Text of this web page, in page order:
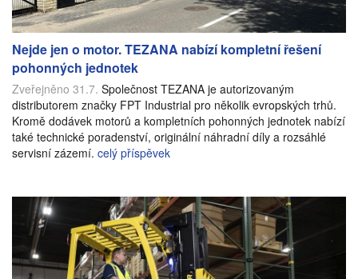
Nejde jen o motor. TEZANA nabízí kompletní řešení
pohonných jednotek
Zveřejněno 31.7. Společnost TEZANA je autorizovaným
distributorem značky FPT Industrial pro několik evropských trhů.
Kromě dodávek motorů a kompletních pohonných jednotek nabízí
také technické poradenství, originální náhradní díly a rozsáhlé
servisní zázemí. celý příspěvek